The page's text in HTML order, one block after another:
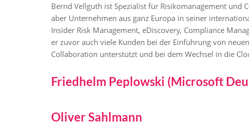
Bernd Vellguth ist Spezialist für Risikomanagement und
aber Unternehmen aus ganz Europa in seiner
Insider Risk Management, eDiscovery, Compliance
er zuvor auch viele Kunden bei der Einführung von
Collaboration unterstützt und bei dem Wechsel in die
Friedhelm Peplowski (Microsoft
Oliver Sahlmann